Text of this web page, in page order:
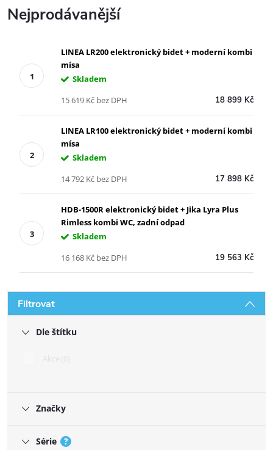
Nejprodávanější
LINEA LR200 elektronický bidet + moderní kombi
mísa
Skladem
18 899 Kč
15 619 Kč bez DPH
LINEA LR100 elektronický bidet + moderní kombi
mísa
Skladem
17 898 Kč
14 792 Kč bez DPH
HDB-1500R elektronický bidet + Jika Lyra Plus
Rimless kombi WC, zadní odpad
Skladem
19 563 Kč
16 168 Kč bez DPH
Filtrovat
Dle štítku
Značky
Série ?